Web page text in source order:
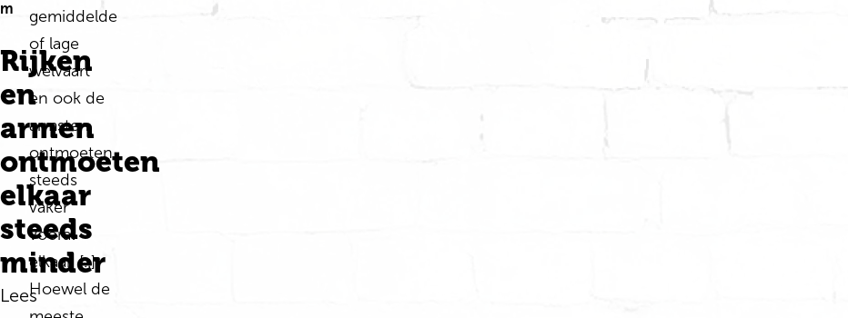
Rijken
en
armen
ontmoeten
elkaar
steeds
minder
Lees
mindergemiddelde
of lage
welvaart
en ook de
armsten
ontmoeten
steeds
vaker
vooral
elkaar. [..]
Hoewel de